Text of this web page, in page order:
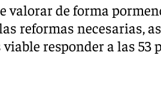
valorar de forma
reformas necesarias,
responder a las 53